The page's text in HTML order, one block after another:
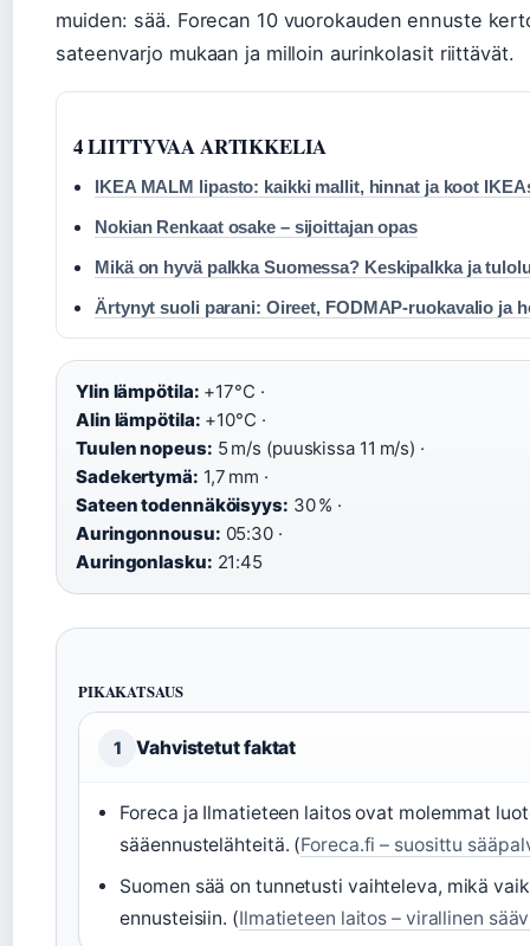
muiden: sää. Forecan 10 vuorokauden ennuste
sateenvarjo mukaan ja milloin aurinkolasit riittävät.
4 LIITTYVAA ARTIKKELIA
IKEA MALM lipasto: kaikki mallit, hinnat ja koot
Nokian Renkaat osake – sijoittajan opas
Mikä on hyvä palkka Suomessa? Keskipalkka ja
Ärtynyt suoli parani: Oireet, FODMAP-ruokavalio ja
Ylin lämpötila: +17°C ·
Alin lämpötila: +10°C ·
Tuulen nopeus: 5 m/s (puuskissa 11 m/s) ·
Sadekertymä: 1,7 mm ·
Sateen todennäköisyys: 30 % ·
Auringonnousu: 05:30 ·
Auringonlasku: 21:45
PIKAKATSAUS
1 Vahvistetut faktat
Foreca ja Ilmatieteen laitos ovat molemmat
sääennustelähteitä. (Foreca.fi – suosittu
Suomen sää on tunnetusti vaihteleva, mikä
ennusteisiin. (Ilmatieteen laitos – virallinen